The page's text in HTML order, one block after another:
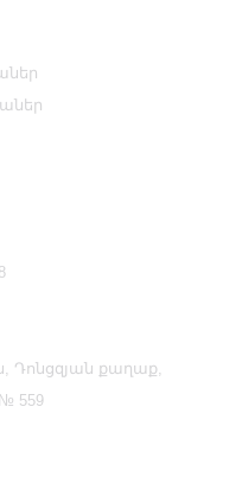
Դոնցզյան քաղաք,
559